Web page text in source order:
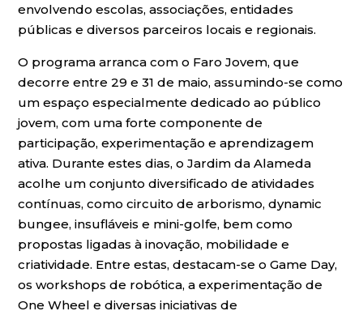
envolvendo escolas, associações, entidades
públicas e diversos parceiros locais e regionais.
O programa arranca com o Faro Jovem, que
decorre entre 29 e 31 de maio, assumindo-se como
um espaço especialmente dedicado ao público
jovem, com uma forte componente de
participação, experimentação e aprendizagem
ativa. Durante estes dias, o Jardim da Alameda
acolhe um conjunto diversificado de atividades
contínuas, como circuito de arborismo, dynamic
bungee, insufláveis e mini-golfe, bem como
propostas ligadas à inovação, mobilidade e
criatividade. Entre estas, destacam-se o Game Day,
os workshops de robótica, a experimentação de
One Wheel e diversas iniciativas de